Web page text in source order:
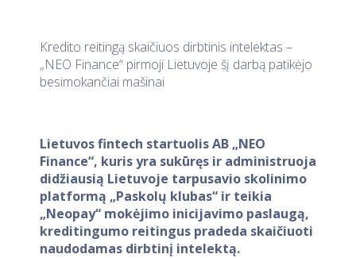
Kredito reitingą skaičiuos dirbtinis intelektas –
„NEO Finance“ pirmoji Lietuvoje šį darbą patikėjo
besimokančiai mašinai
Lietuvos fintech startuolis AB „NEO
Finance“, kuris yra sukūręs ir administruoja
didžiausią Lietuvoje tarpusavio skolinimo
platformą „Paskolų klubas“ ir teikia
„Neopay“ mokėjimo inicijavimo paslaugą,
kreditingumo reitingus pradeda skaičiuoti
naudodamas dirbtinį intelektą.